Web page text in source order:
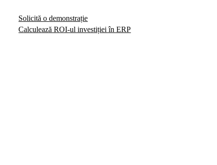
Solicită o demonstrație
Calculează ROI-ul investiției în ERP